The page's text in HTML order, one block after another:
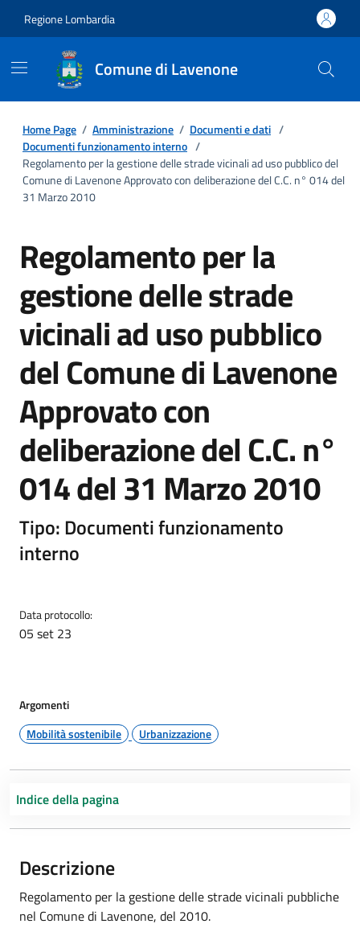
Regione Lombardia
Comune di Lavenone
Home Page / Amministrazione / Documenti e dati /
Documenti funzionamento interno /
Regolamento per la gestione delle strade vicinali ad uso pubblico del
Comune di Lavenone Approvato con deliberazione del C.C. n° 014 del
31 Marzo 2010
Regolamento per la
gestione delle strade
vicinali ad uso pubblico
del Comune di Lavenone
Approvato con
deliberazione del C.C. n°
014 del 31 Marzo 2010
Tipo: Documenti funzionamento
interno
Data protocollo:
05 set 23
Argomenti
Mobilità sostenibile
Urbanizzazione
Indice della pagina
Descrizione
Regolamento per la gestione delle strade vicinali pubbliche
nel Comune di Lavenone, del 2010.